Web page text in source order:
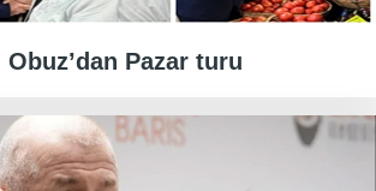
Pazar turu